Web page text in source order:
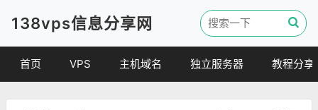
138vps信息分享网
首页 VPS 主机域名 独立服务器 教程分享